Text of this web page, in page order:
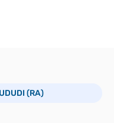
(RA)